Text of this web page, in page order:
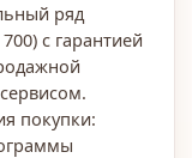
ряд
с гарантией
покупки: